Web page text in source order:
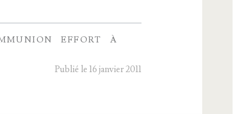
EFFORT
À
Publié le 16 janvier 2011